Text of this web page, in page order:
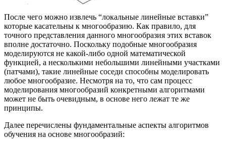
После чего можно извлечь “локальные линейные вставки”
которые касательны к многообразию. Как правило, для
точного представления данного многообразия этих вставок
вполне достаточно. Поскольку подобные многообразия
моделируются не какой-либо одной математической
функцией, а несколькими небольшими линейными участками
(патчами), такие линейные соседи способны моделировать
любое многообразие. Несмотря на то, что сам процесс
моделирования многообразий конкретными алгоритмами
может не быть очевидным, в основе него лежат те же
принципы.
Далее перечислены фундаментальные аспекты алгоритмов
обучения на основе многообразий: